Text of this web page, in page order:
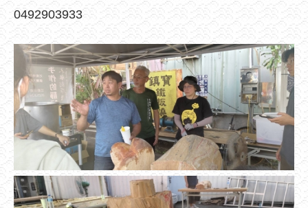
0492903933